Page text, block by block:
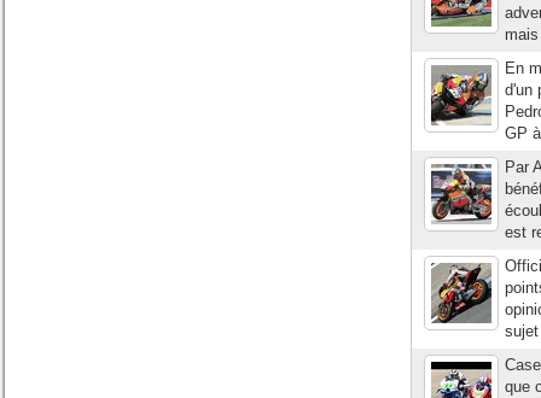
En
d'un
GP
Par
est
que